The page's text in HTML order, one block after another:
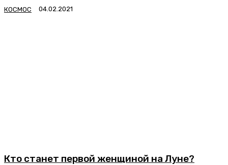
КОСМОС
Кто станет первой женщиной на Луне?